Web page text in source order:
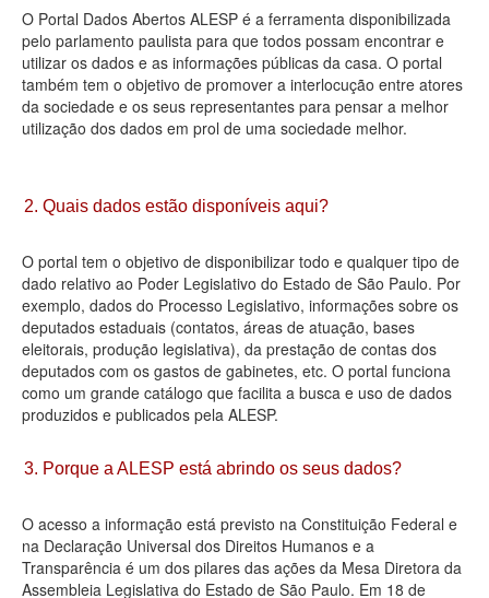
Planejamento
Catálogo de dados
Processo Legislativo
Deputados Estaduais
Agenda
Perguntas frequentes
Contato
O Portal Dados Abertos ALESP é a ferramenta disponibilizada
pelo parlamento paulista para que todos possam encontrar e
utilizar os dados e as informações públicas da casa. O portal
também tem o objetivo de promover a interlocução entre atores
da sociedade e os seus representantes para pensar a melhor
utilização dos dados em prol de uma sociedade melhor.
2. Quais dados estão disponíveis aqui?
O portal tem o objetivo de disponibilizar todo e qualquer tipo de
dado relativo ao Poder Legislativo do Estado de São Paulo. Por
exemplo, dados do Processo Legislativo, informações sobre os
deputados estaduais (contatos, áreas de atuação, bases
eleitorais, produção legislativa), da prestação de contas dos
deputados com os gastos de gabinetes, etc. O portal funciona
como um grande catálogo que facilita a busca e uso de dados
produzidos e publicados pela ALESP.
3. Porque a ALESP está abrindo os seus dados?
O acesso a informação está previsto na Constituição Federal e
na Declaração Universal dos Direitos Humanos e a
Transparência é um dos pilares das ações da Mesa Diretora da
Assembleia Legislativa do Estado de São Paulo. Em 18 de